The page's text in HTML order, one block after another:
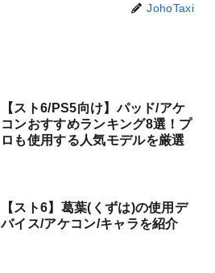
JohoTaxi
【スト6/PS5向け】パッド/アケ
コンおすすめランキング8選！プ
ロも使用する人気モデルを厳選
【スト6】葛葉(くずは)の使用デ
バイス/アケコン/キャラを紹介